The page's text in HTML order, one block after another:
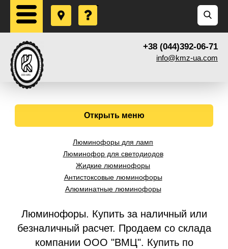
+38 (044)392-06-71
info@kmz-ua.com
Открыть меню
Люминофоры для ламп
Люминофор для светодиодов
Жидкие люминофоры
Антистоксовые люминофоры
Алюминатные люминофоры
Люминофоры. Купить за наличный или
безналичный расчет. Продаем со склада
компании ООО "ВМЦ". Купить по